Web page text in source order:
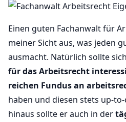
Einen guten Fachanwalt für
meiner Sicht aus, was jeden
ausmacht. Natürlich sollte
für das Arbeitsrecht
reichen Fundus an
haben und diesen stets up-
hinaus sollte er auch in der